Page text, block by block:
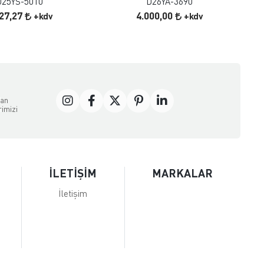
+kdv 4.000,00 +kdv
İLETİŞİM
İletişim
MARKALAR